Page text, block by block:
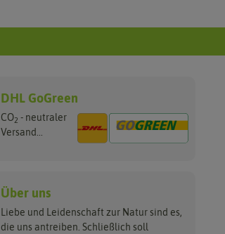
DHL GoGreen
CO2 - neutraler
Versand...
Über uns
Liebe und Leidenschaft zur Natur sind es,
die uns antreiben. Schließlich soll